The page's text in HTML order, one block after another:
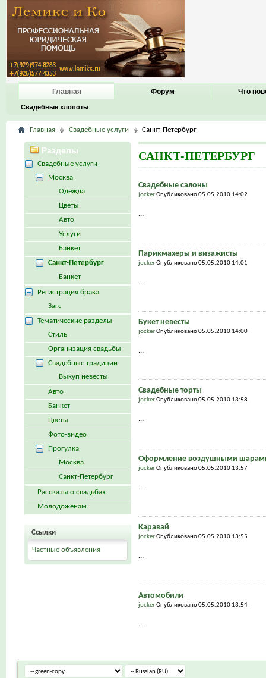
Главная
Свадебные хлопоты
Форум Что
Главная Свадебные услуги Санкт-Петербург
САНКТ-ПЕТЕРБУРГ
Свадебные салоны
jockerОпубликовано 05.05.2010 14:02
...
Парикмахеры и визажисты
jockerОпубликовано 05.05.2010 14:01
...
Букет невесты
jockerОпубликовано 05.05.2010 14:00
...
Свадебные торты
jockerОпубликовано 05.05.2010 13:58
...
Оформление воздушными
jockerОпубликовано 05.05.2010 13:57
...
Каравай
jockerОпубликовано 05.05.2010 13:55
...
Автомобили
jockerОпубликовано 05.05.2010 13:54
...
Разделы
Свадебные услуги
Москва
Одежда
Цветы
Авто
Услуги
Банкет
Санкт-Петербург
Банкет
Регистрация брака
Загс
Тематические разделы
Стиль
Организация свадьбы
Свадебные традиции
Выкуп невесты
Авто
Банкет
Цветы
Фото-видео
Прогулка
Москва
Санкт-Петербург
Рассказы о свадьбах
Молодоженам
Ссылки
Частные объявления